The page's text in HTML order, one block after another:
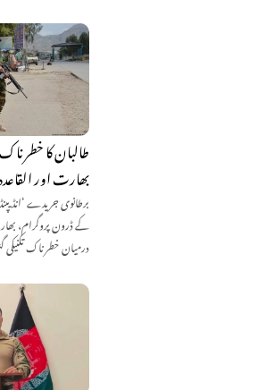
طالبان کا
بھارت اور
برطانوی جریدے
کے ڈرون پروگرام،
درمیان خطرناک تکنیکی